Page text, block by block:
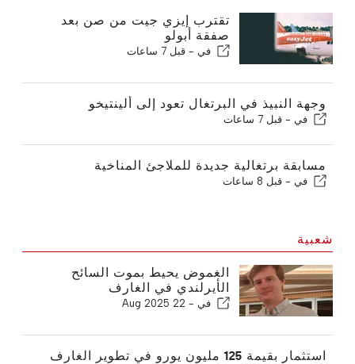
تقترب إيزي جيت من صن بعد
صفقة أبولو
في - قبل 7 ساعات
وجهة النبيذ في البرتغال تعود إلى ألينتيخو
في - قبل 7 ساعات
مسابقة برتغالية جديدة للملاجئ المناخية
في - قبل 8 ساعات
شعبية
الغموض يحيط بموت السائح
الأيرلندي في الغارف
في - 22 Aug 2025
استثمار بقيمة 125 مليون يورو في تطوير الغارف